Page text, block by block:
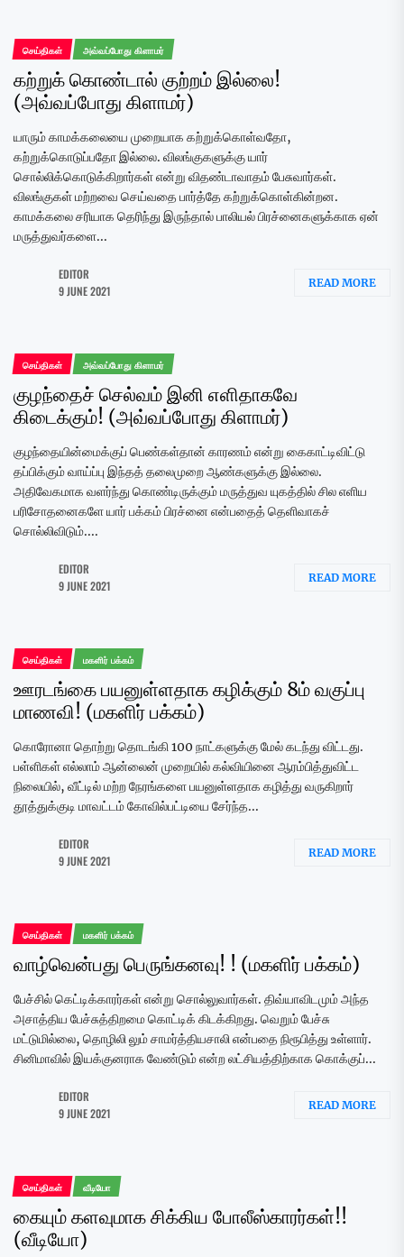
செய்திகள் அவ்வப்போது கிளாமர்
கற்றுக் கொண்டால் குற்றம் இல்லை!
(அவ்வப்போது கிளாமர்)
யாரும் காமக்கலையை முறையாக கற்றுக்கொள்வதோ,
கற்றுக்கொடுப்பதோ இல்லை. விலங்குகளுக்கு யார்
சொல்லிக்கொடுக்கிறார்கள் என்று விதண்டாவாதம் பேசுவார்கள்.
விலங்குகள் மற்றவை செய்வதை பார்த்தே கற்றுக்கொள்கின்றன.
காமக்கலை சரியாக தெரிந்து இருந்தால் பாலியல் பிரச்னைகளுக்காக ஏன்
மருத்துவர்களை...
EDITOR
9 JUNE 2021
READ MORE
செய்திகள் அவ்வப்போது கிளாமர்
குழந்தைச் செல்வம் இனி எளிதாகவே
கிடைக்கும்! (அவ்வப்போது கிளாமர்)
குழந்தையின்மைக்குப் பெண்கள்தான் காரணம் என்று கைகாட்டிவிட்டு
தப்பிக்கும் வாய்ப்பு இந்தத் தலைமுறை ஆண்களுக்கு இல்லை.
அதிவேகமாக வளர்ந்து கொண்டிருக்கும் மருத்துவ யுகத்தில் சில எளிய
பரிசோதனைகளே யார் பக்கம் பிரச்னை என்பதைத் தெளிவாகச்
சொல்லிவிடும்....
EDITOR
9 JUNE 2021
READ MORE
செய்திகள் மகளிர் பக்கம்
ஊரடங்கை பயனுள்ளதாக கழிக்கும் 8ம் வகுப்பு
மாணவி! (மகளிர் பக்கம்)
கொரோனா தொற்று தொடங்கி 100 நாட்களுக்கு மேல் கடந்து விட்டது.
பள்ளிகள் எல்லாம் ஆன்லைன் முறையில் கல்வியினை ஆரம்பித்துவிட்ட
நிலையில், வீட்டில் மற்ற நேரங்களை பயனுள்ளதாக கழித்து வருகிறார்
தூத்துக்குடி மாவட்டம் கோவில்பட்டியை சேர்ந்த...
EDITOR
9 JUNE 2021
READ MORE
செய்திகள் மகளிர் பக்கம்
வாழ்வென்பது பெருங்கனவு! ! (மகளிர் பக்கம்)
பேச்சில் கெட்டிக்காரர்கள் என்று சொல்லுவார்கள். திவ்யாவிடமும் அந்த
அசாத்திய பேச்சுத்திறமை கொட்டிக் கிடக்கிறது. வெறும் பேச்சு
மட்டுமில்லை, தொழிலி லும் சாமர்த்தியசாலி என்பதை நிரூபித்து உள்ளார்.
சினிமாவில் இயக்குனராக வேண்டும் என்ற லட்சியத்திற்காக கொக்குப்...
EDITOR
9 JUNE 2021
READ MORE
செய்திகள் வீடியோ
கையும் களவுமாக சிக்கிய போலீஸ்காரர்கள்!!
(வீடியோ)